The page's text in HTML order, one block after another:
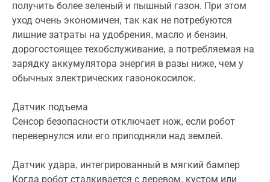
получить более зеленый и пышный газон. При этом
уход очень экономичен, так как не потребуются
лишние затраты на удобрения, масло и бензин,
дорогостоящее техобслуживание, а потребляемая на
зарядку аккумулятора энергия в разы ниже, чем у
обычных электрических газонокосилок.
Датчик подъема
Сенсор безопасности отключает нож, если робот
перевернулся или его приподняли над землей.
Датчик удара, интегрированный в мягкий бампер
Когда робот сталкивается с деревом, кустом или